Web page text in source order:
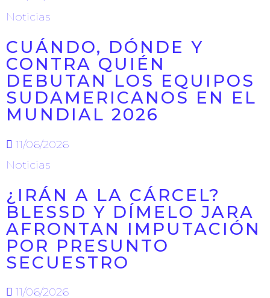
Noticias
CUÁNDO, DÓNDE Y
CONTRA QUIÉN
DEBUTAN LOS EQUIPOS
SUDAMERICANOS EN EL
MUNDIAL 2026
11/06/2026
Noticias
¿IRÁN A LA CÁRCEL?
BLESSD Y DÍMELO JARA
AFRONTAN IMPUTACIÓN
POR PRESUNTO
SECUESTRO
11/06/2026